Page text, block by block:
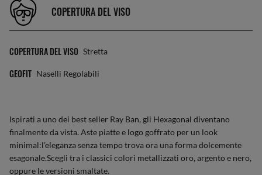
COPERTURA DEL VISO
COPERTURA DEL VISO Stretta
GEOFIT Naselli Regolabili
Ispirati a uno dei best seller Ray Ban, gli Hexagonal diventano
finalmente da vista. Aste piatte e logo goffrato per un look
minimal:l’eleganza senza tempo trova ora una forma dolcemente
esagonale.Scegli tra i classici colori metallizzati oro, argento e nero,
oppure le versioni smaltate.